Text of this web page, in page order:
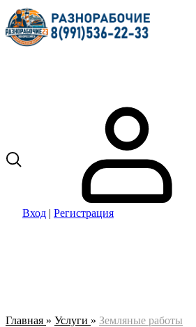
Вход | Регистрация
Главная » Услуги » Земляные работы